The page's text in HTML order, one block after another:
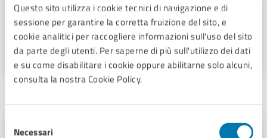
Questo sito utilizza i cookie tecnici di navigazione e di
sessione per garantire la corretta fruizione del sito, e
cookie analitici per raccogliere informazioni sull'uso del sito
da parte degli utenti. Per saperne di più sull'utilizzo dei dati
e su come disabilitare i cookie oppure abilitarne solo alcuni,
consulta la nostra Cookie Policy.
delNecessari
Biblioteca comunale "C. Magnani"
Telefono:0572490949
E-mail:info.biblioteca@comune.pescia.pt.it
U.O. Cultura, Sport e Promozione